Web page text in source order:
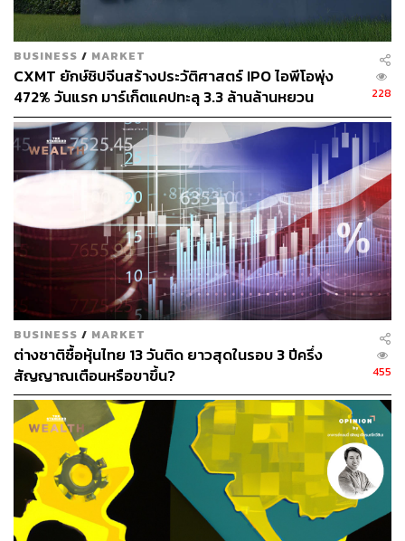
Berkshire Hathaway ตลาดหุ้นสหรัฐฯ
หุ้น
เศรษฐกิจถดถอย
หุ้นญี่ปุ่น Warren Buffett
60
ABOUT THE AUTHOR
ศนิชา ละครพล
THE STANDARD WEALTH Editor
BUSINESS / MARKET
CXMT ยักษ์ชิปจีนสร้างประวัติศาสตร์ IPO ไอพีโอพุ่ง
472% วันแรก มาร์เก็ตแคปทะลุ 3.3 ล้านล้านหยวน
228
BUSINESS / MARKET
ต่างชาติซื้อหุ้นไทย 13 วันติด ยาวสุดในรอบ 3 ปีครึ่ง
สัญญาณเตือนหรือขาขึ้น?
455